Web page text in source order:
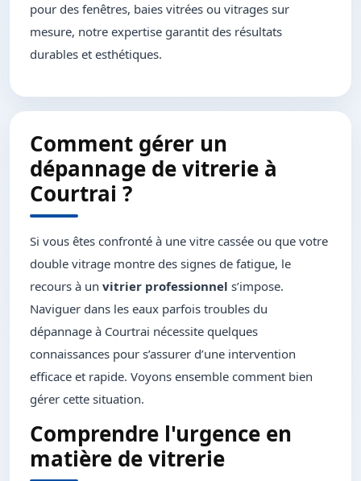
pour des fenêtres, baies vitrées ou vitrages sur
mesure, notre expertise garantit des résultats
durables et esthétiques.
Comment gérer un
dépannage de vitrerie à
Courtrai ?
Si vous êtes confronté à une vitre cassée ou que votre
double vitrage montre des signes de fatigue, le
recours à un vitrier professionnel s’impose.
Naviguer dans les eaux parfois troubles du
dépannage à Courtrai nécessite quelques
connaissances pour s’assurer d’une intervention
efficace et rapide. Voyons ensemble comment bien
gérer cette situation.
Comprendre l'urgence en
matière de vitrerie